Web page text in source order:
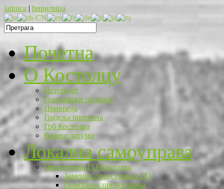
latinica | ћирилица
Почетна
O Костолцу
Историјат
Географски положај
Привреда
Градска општина
Грб Костолца
Важни датуми
Локална самоуправа
Председник ГО Костолац
Заменик председника ГО
Помоћник председника